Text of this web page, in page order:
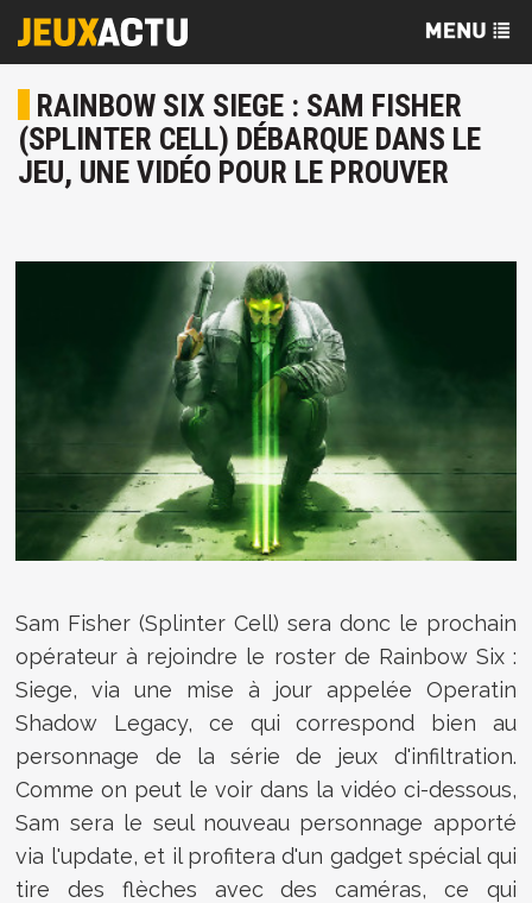
RAINBOW SIX SIEGE : SAM FISHER
(SPLINTER CELL) DÉBARQUE DANS LE
JEU, UNE VIDÉO POUR LE PROUVER
Sam Fisher (Splinter Cell) sera donc le prochain
opérateur à rejoindre le roster de Rainbow Six :
Siege, via une mise à jour appelée Operatin
Shadow Legacy, ce qui correspond bien au
personnage de la série de jeux d'infiltration.
Comme on peut le voir dans la vidéo ci-dessous,
Sam sera le seul nouveau personnage apporté
via l'update, et il profitera d'un gadget spécial qui
tire des flèches avec des caméras, ce qui